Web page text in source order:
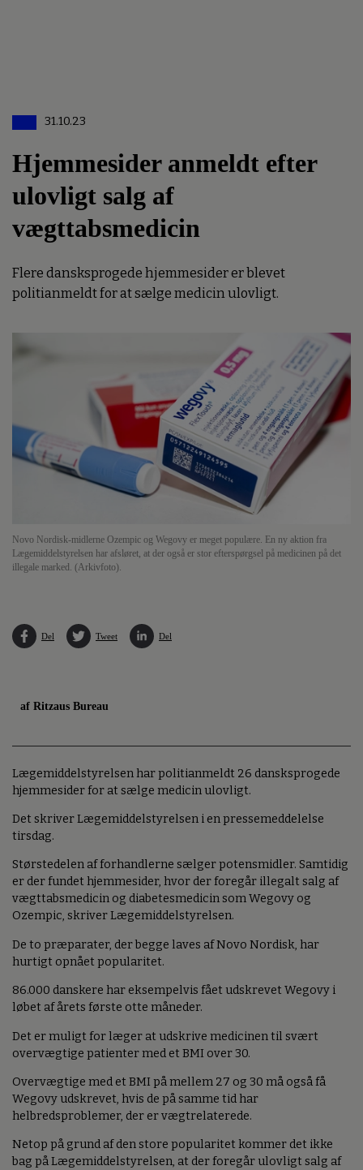
31.10.23
Hjemmesider anmeldt efter
ulovligt salg af
vægttabsmedicin
Flere dansksprogede hjemmesider er blevet
politianmeldt for at sælge medicin ulovligt.
Novo Nordisk-midlerne Ozempic og Wegovy er meget populære. En ny aktion fra
Lægemiddelstyrelsen har afsløret, at der også er stor efterspørgsel på medicinen på det
illegale marked. (Arkivfoto).
Del Tweet Del
af Ritzaus Bureau
Lægemiddelstyrelsen har politianmeldt 26 dansksprogede
hjemmesider for at sælge medicin ulovligt.
Det skriver Lægemiddelstyrelsen i en pressemeddelelse
tirsdag.
Størstedelen af forhandlerne sælger potensmidler. Samtidig
er der fundet hjemmesider, hvor der foregår illegalt salg af
vægttabsmedicin og diabetesmedicin som Wegovy og
Ozempic, skriver Lægemiddelstyrelsen.
De to præparater, der begge laves af Novo Nordisk, har
hurtigt opnået popularitet.
86.000 danskere har eksempelvis fået udskrevet Wegovy i
løbet af årets første otte måneder.
Det er muligt for læger at udskrive medicinen til svært
overvægtige patienter med et BMI over 30.
Overvægtige med et BMI på mellem 27 og 30 må også få
Wegovy udskrevet, hvis de på samme tid har
helbredsproblemer, der er vægtrelaterede.
Netop på grund af den store popularitet kommer det ikke
bag på Lægemiddelstyrelsen, at der foregår ulovligt salg af